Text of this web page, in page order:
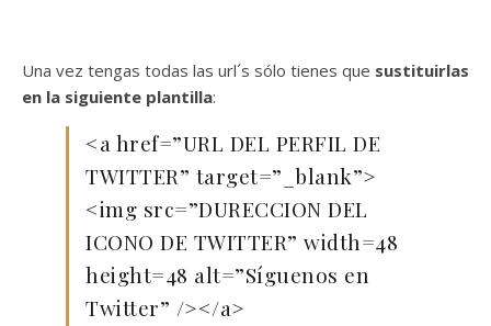
Una vez tengas todas las url´s sólo tienes que sustituirlas
en la siguiente plantilla:
<a href=”URL DEL PERFIL DE
TWITTER” target=”_blank”>
<img src=”DURECCION DEL
ICONO DE TWITTER” width=48
height=48 alt=”Síguenos en
Twitter” /></a>